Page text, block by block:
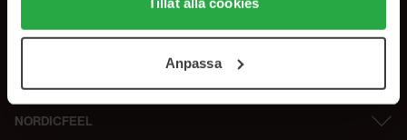
användningen av cookies. Du kan när som helst återkalla
samt vår Integritetspolicy.Anpassa
NORDICFEEL